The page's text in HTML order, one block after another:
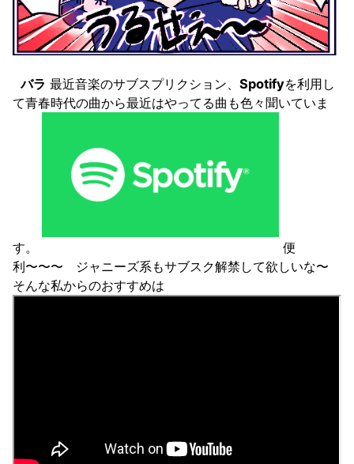
バラ 最近音楽のサブスプリクション、Spotifyを利用し
て青春時代の曲から最近はやってる曲も色々聞いていま
す。
便
利〜〜〜 ジャニーズ系もサブスク解禁して欲しいな〜
そんな私からのおすすめは